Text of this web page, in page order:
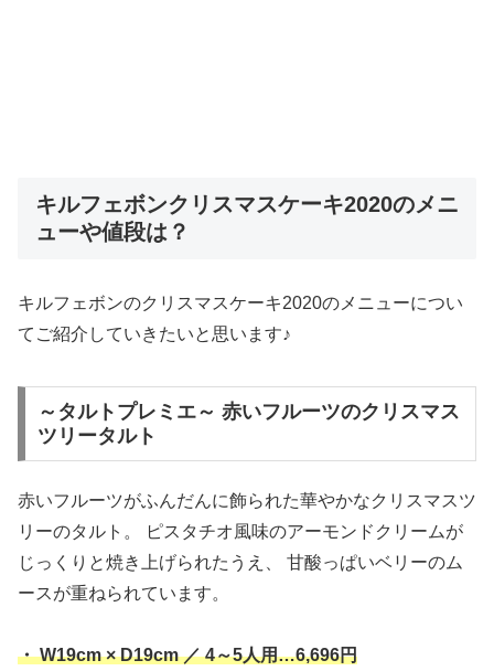
キルフェボンクリスマスケーキ2020のメニ
ューや値段は？
キルフェボンのクリスマスケーキ2020のメニューについ
てご紹介していきたいと思います♪
～タルトプレミエ～ 赤いフルーツのクリスマス
ツリータルト
赤いフルーツがふんだんに飾られた華やかなクリスマスツ
リーのタルト。 ピスタチオ風味のアーモンドクリームが
じっくりと焼き上げられたうえ、 甘酸っぱいベリーのム
ースが重ねられています。
・ W19cm × D19cm ／ 4～5人用…6,696円